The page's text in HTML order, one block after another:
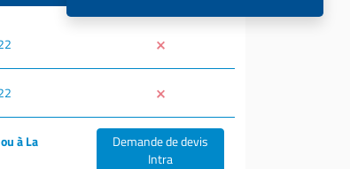
à La
Demande de devis
Intra